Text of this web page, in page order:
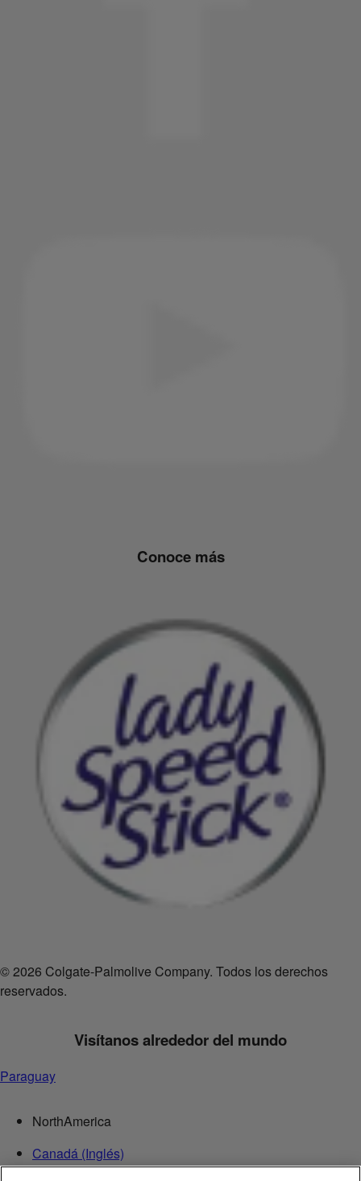
Conoce más
© 2026 Colgate-Palmolive Company. Todos los derechos
reservados.
Visítanos alrededor del mundo
Paraguay
NorthAmerica
Canadá (Inglés)
Canadá (Francés)